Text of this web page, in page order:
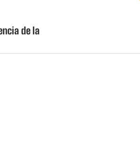
geolocation-header-icon-text
account
de la